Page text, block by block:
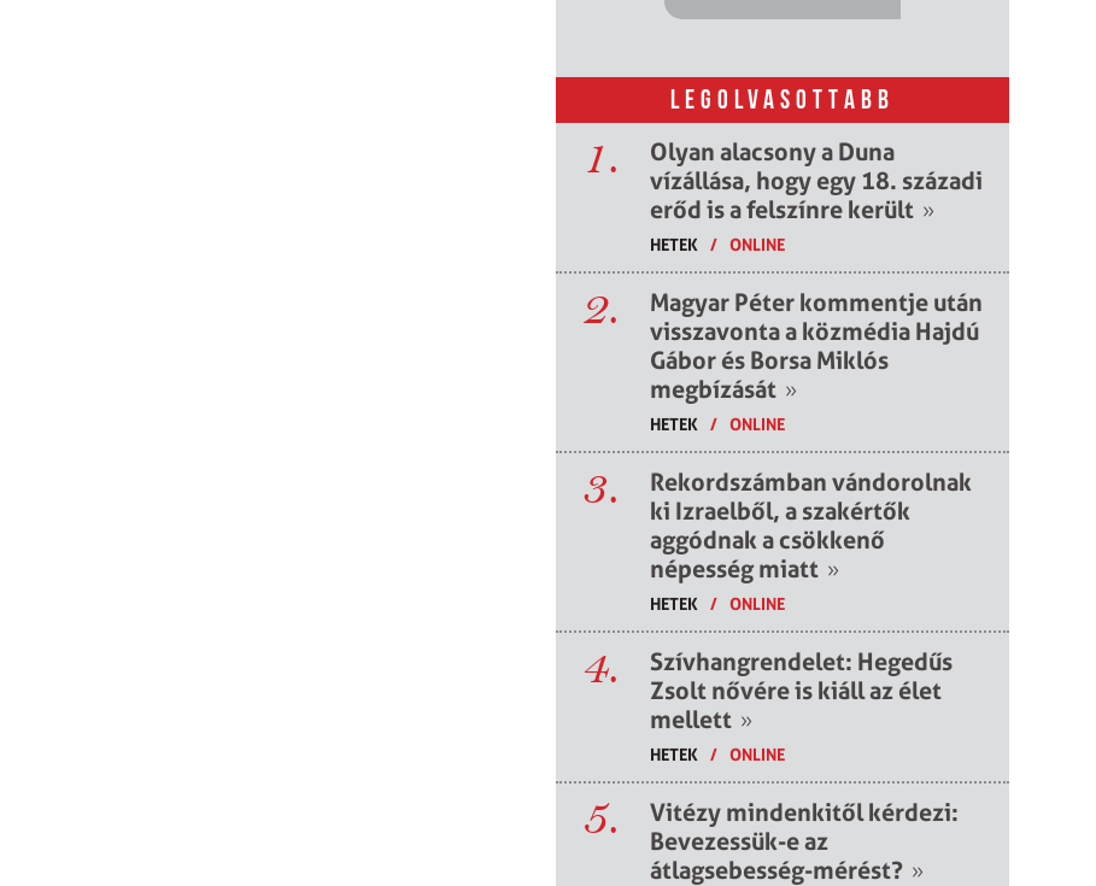
LEGOLVASOTTABB
1.
Olyan alacsony a Duna
vízállása, hogy egy 18. századi
erőd is a felszínre került »
HETEK / ONLINE
2.
Magyar Péter kommentje után
visszavonta a közmédia Hajdú
Gábor és Borsa Miklós
megbízását »
HETEK / ONLINE
3.
Rekordszámban vándorolnak
ki Izraelből, a szakértők
aggódnak a csökkenő
népesség miatt »
HETEK / ONLINE
4.
Szívhangrendelet: Hegedűs
Zsolt nővére is kiáll az élet
mellett »
HETEK / ONLINE
5.
Vitézy mindenkitől kérdezi:
Bevezessük-e az
átlagsebesség-mérést? »